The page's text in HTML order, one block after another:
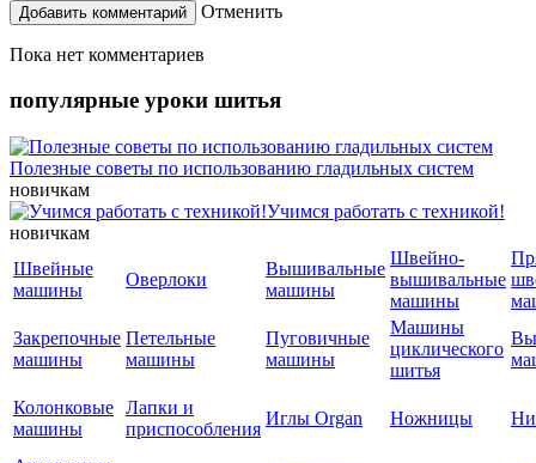
Отменить
Пока нет комментариев
популярные уроки шитья
Полезные советы по использованию гладильных систем
новичкам
Учимся работать с техникой!
новичкам
Швейные
машины
Оверлоки
Вышивальные
машины
Швейно-
вышивальные
машины
Закрепочные
машины
Петельные
машины
Пуговичные
машины
Машины
циклического
шитья
Колонковые
машины
Лапки и
приспособления
Иглы Organ Ножницы